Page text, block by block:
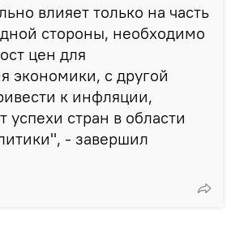
влияет только на часть
стороны, необходимо
цен для
экономики, с другой
к инфляции,
успехи стран в области
- завершил